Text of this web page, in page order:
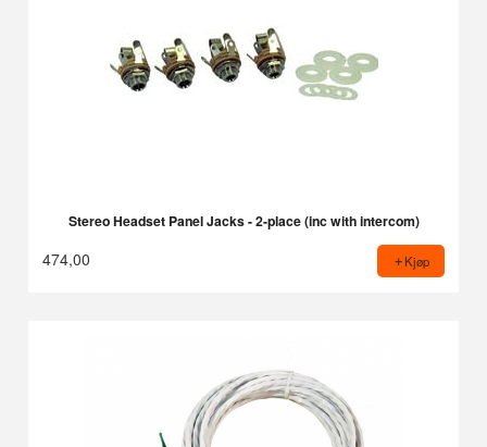
Stereo Headset Panel Jacks - 2-place (inc with intercom)
474,00 Kjøp